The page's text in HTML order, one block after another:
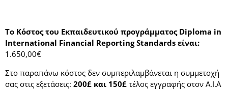
Το Κόστος του Εκπαιδευτικού προγράμματος Diploma in
International Financial Reporting Standards είναι:
1.650,00€
Στο παραπάνω κόστος δεν συμπεριλαμβάνεται η συμμετοχή
σας στις εξετάσεις: 200£ και 150£ τέλος εγγραφής στον Α.Ι.Α